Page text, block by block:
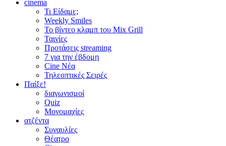
cinema
Τι Είδαμε;
Weekly Smiles
Το βίντεο κλαμπ του Mix Grill
Ταινίες
Προτάσεις streaming
7 για την έβδομη
Cine Νέα
Τηλεοπτικές Σειρές
Παίξε!
διαγωνισμοί
Quiz
Μονομαχίες
ατζέντα
Συναυλίες
Θέατρο